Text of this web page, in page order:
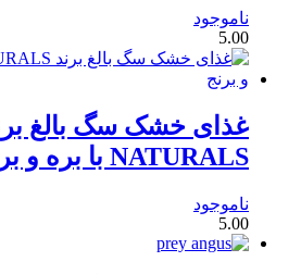
ناموجود
5.00
NATURALS با بره و برنج
ناموجود
5.00